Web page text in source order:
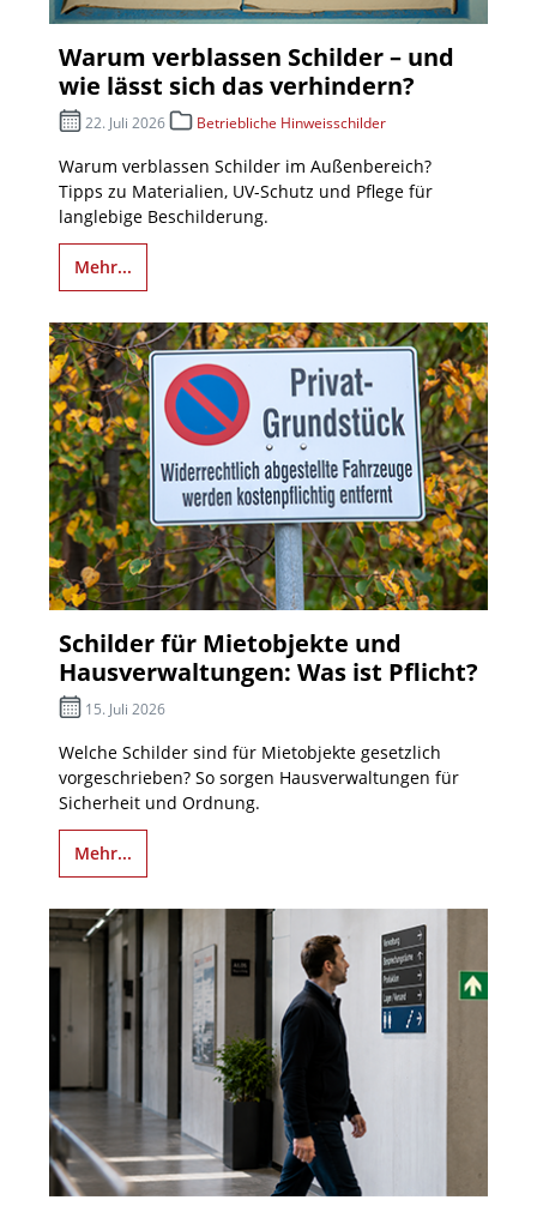
Warum verblassen Schilder – und
wie lässt sich das verhindern?
22. Juli 2026 Betriebliche Hinweisschilder
Warum verblassen Schilder im Außenbereich?
Tipps zu Materialien, UV-Schutz und Pflege für
langlebige Beschilderung.
Mehr...
Schilder für Mietobjekte und
Hausverwaltungen: Was ist Pflicht?
15. Juli 2026
Welche Schilder sind für Mietobjekte gesetzlich
vorgeschrieben? So sorgen Hausverwaltungen für
Sicherheit und Ordnung.
Mehr...